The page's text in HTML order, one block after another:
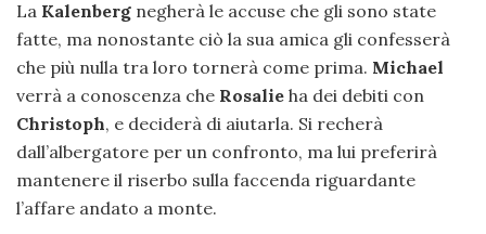
La Kalenberg negherà le accuse che gli sono state
fatte, ma nonostante ciò la sua amica gli confesserà
che più nulla tra loro tornerà come prima. Michael
verrà a conoscenza che Rosalie ha dei debiti con
Christoph, e deciderà di aiutarla. Si recherà
dall’albergatore per un confronto, ma lui preferirà
mantenere il riserbo sulla faccenda riguardante
l’affare andato a monte.